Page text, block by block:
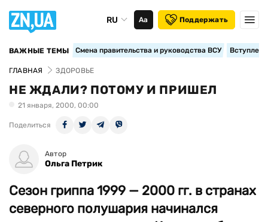
RU Аа Поддержать
ВАЖНЫЕ ТЕМЫ Смена правительства и руководства ВСУ
ГЛАВНАЯ ЗДОРОВЬЕ
НЕ ЖДАЛИ? ПОТОМУ И ПРИШЕЛ
21 января, 2000, 00:00
Поделиться
Автор
Ольга Петрик
Сезон гриппа 1999 — 2000 гг. в странах
северного полушария начинался